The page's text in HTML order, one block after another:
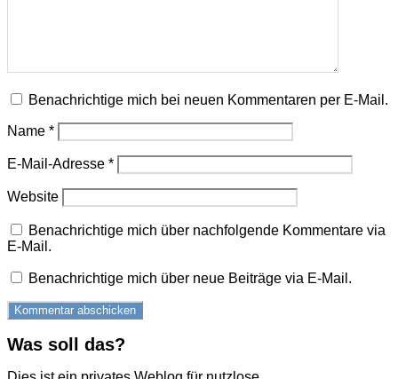
Benachrichtige mich bei neuen Kommentaren per E-Mail.
Name *
E-Mail-Adresse *
Website
Benachrichtige mich über nachfolgende Kommentare via
E-Mail.
Benachrichtige mich über neue Beiträge via E-Mail.
Was soll das?